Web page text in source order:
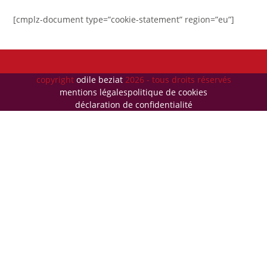
[cmplz-document type=”cookie-statement” region=”eu”]
copyright odile beziat2026 - tous droits réservés
mentions légalespolitique de cookies
déclaration de confidentialité